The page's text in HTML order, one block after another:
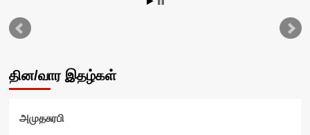
தின/வார இதழ்கள்
அமுதசுரபி